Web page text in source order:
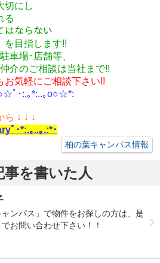
切にし
る
はならない
目指します!!
車場･店舗等、
介のご相談は当社まで!!
気軽にご相談下さい!!
ﾟ･:,｡*:..｡o○☆*:
ら ↓ ↓ ↓
ﾟ･*:.｡..｡.:*･
柏の葉キャンパス情報
事を書いた人
ャンパス」で物件をお探しの方は、是
お問い合わせ下さい！！